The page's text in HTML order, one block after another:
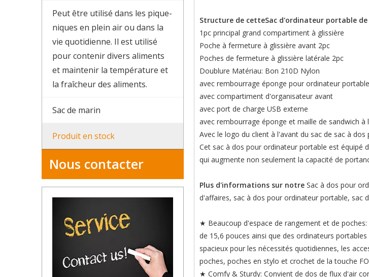
Peut être utilisé dans les pique-
niques en plein air ou dans la
vie quotidienne. Il est utilisé
pour contenir divers aliments
et maintenir la température et
la fraîcheur des aliments.
Sac de marin
Produit en stock
Nous contacter
Structure de cetteSac d'ordinateur portable
1pc principal grand compartiment à glissière
Poche à fermeture à glissière avant 2pc
Poches de fermeture à glissière latérale 2pc
Doublure Matériau: Bon 210D Nylon
avec rembourrage éponge pour ordinateur
avec compartiment d'organisateur avant
avec port de charge USB externe
avec rembourrage éponge et maille de sandwich
Avec le logo du client à l'avant du sac de sac à
Cet sac à dos pour ordinateur portable est équipé
qui augmente non seulement la capacité de
Plus d'informations sur notre Sac à dos pour
d'affaires, sac à dos pour ordinateur portable, sac
★ Beaucoup d'espace de rangement et de
de 15,6 pouces ainsi que des ordinateurs
spacieux pour les nécessités quotidiennes, les
poches, poches en stylo et crochet de la touche
★ Comfy & Sturdy: Convient de dos de flux d'air